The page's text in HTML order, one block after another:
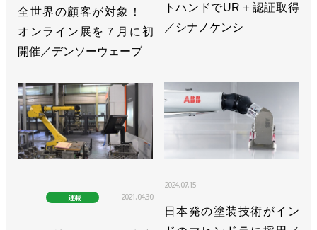
>>３D画像認識技術を開発、ばら積みピッキングを
高速化／オムロン
>>[特集FOOMA JAPAN]搬送と検査の自動化デモを
>>直感的にプログラミングできる協働ロボットを発
売／オムロン
全世界の顧客が対象！
オンライン展を７月に初
開催／デンソーウェーブ
トハンドでUR＋認証取得
／シナノケンシ
連載 2021.04.30
2024.07.15
日本発の塗装技術がイン